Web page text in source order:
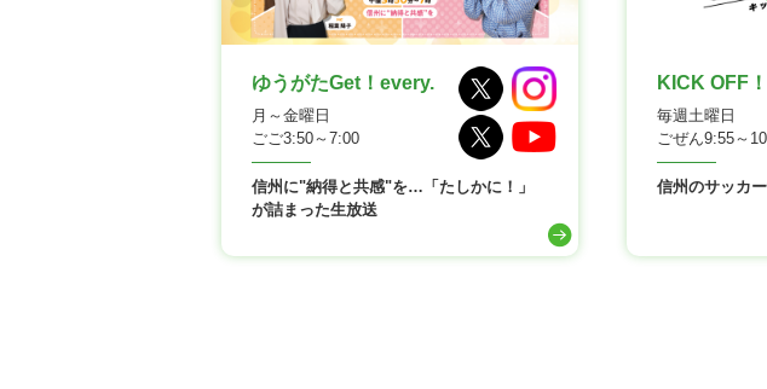
ゆうがたGet！every.
月～金曜日
ごご3:50～7:00
信州に"納得と共感"を…「たしかに！」
が詰まった生放送
KICK OFF
毎週土曜日
ごぜん9:55～
信州のサッカ